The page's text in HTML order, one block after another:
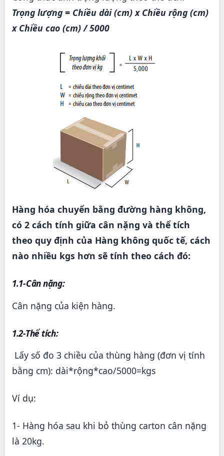
Trọng lượng = Chiều dài (cm) x Chiều rộng (cm)
x Chiều cao (cm) / 5000
Hàng hóa chuyển bằng đường hàng không,
có 2 cách tính giữa cân nặng và thể tích
theo quy định của Hàng không quốc tế, cách
nào nhiều kgs hơn sẽ tính theo cách đó:
1.1-Cân nặng:
Cân nặng của kiện hàng.
1.2-Thể tích:
Lấy số đo 3 chiều của thùng hàng (đơn vị tính
bằng cm): dài*rộng*cao/5000=kgs
Ví dụ:
1- Hàng hóa sau khi bỏ thùng carton cân nặng
là 20kg.